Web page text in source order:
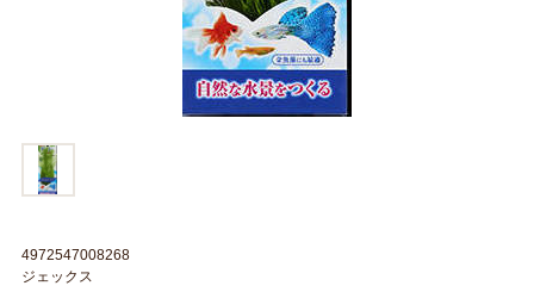
4972547008268
ジェックス